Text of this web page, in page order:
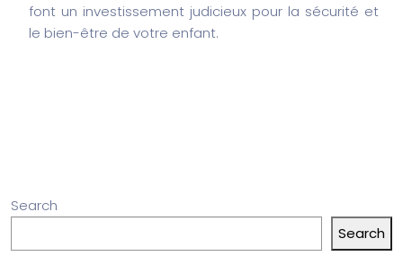
font un investissement judicieux pour la sécurité et
le bien-être de votre enfant.
Search
Search